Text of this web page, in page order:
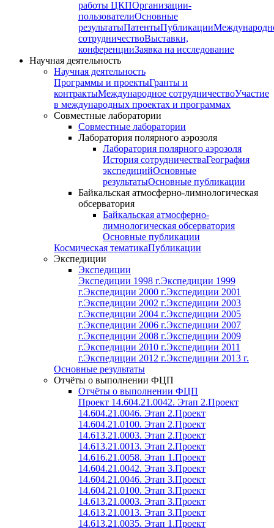
работы ЦКПОрганизации-
пользователиОсновные
результатыПатентыПубликации
сотрудничествоВыставки,
конференцииЗаявка на исследование
Научная деятельность
Научная деятельность
Программы и проектыГранты и
контрактыМеждународное сотрудничествоУчастие
в международных проектах и программах
Совместные лаборатории
Совместные лаборатории
Лаборатория полярного аэрозоля
Лаборатория полярного аэрозоля
История сотрудничестваГеография
экспедицийОсновные
результатыОсновные публикации
Байкальская атмосферно-лимнологическая
обсерватория
Байкальская атмосферно-
лимнологическая обсерватория
Основные публикации
Космическая тематикаПубликации
Экспедиции
Экспедиции
Экспедиции 1998 г.Экспедиции 1999
г.Экспедиции 2000 г.Экспедиции 2001
г.Экспедиции 2002 г.Экспедиции 2003
г.Экспедиции 2004 г.Экспедиции 2005
г.Экспедиции 2006 г.Экспедиции 2007
г.Экспедиции 2008 г.Экспедиции 2009
г.Экспедиции 2010 г.Экспедиции 2011
г.Экспедиции 2012 г.Экспедиции 2013 г.
Основные результаты
Отчёты о выполнении ФЦП
Отчёты о выполнении ФЦП
Проект 14.604.21.0042. Этап 2.Проект
14.604.21.0046. Этап 2.Проект
14.604.21.0100. Этап 2.Проект
14.613.21.0003. Этап 2.Проект
14.613.21.0013. Этап 2.Проект
14.616.21.0058. Этап 1.Проект
14.604.21.0042. Этап 3.Проект
14.604.21.0046. Этап 3.Проект
14.604.21.0100. Этап 3.Проект
14.613.21.0003. Этап 3.Проект
14.613.21.0013. Этап 3.Проект
14.613.21.0035. Этап 1.Проект